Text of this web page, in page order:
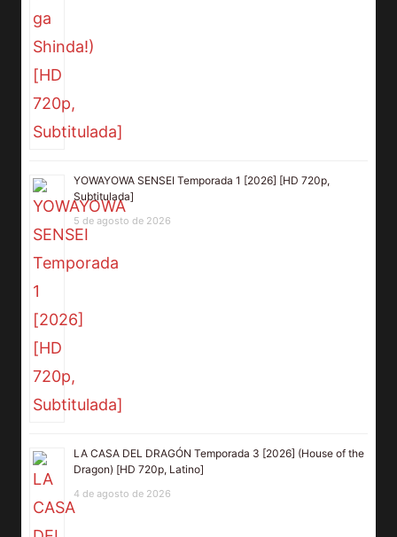
YOWAYOWA SENSEI Temporada 1 [2026] [HD 720p,
Subtitulada]
5 de agosto de 2026
LA CASA DEL DRAGÓN Temporada 3 [2026] (House of the
Dragon) [HD 720p, Latino]
4 de agosto de 2026